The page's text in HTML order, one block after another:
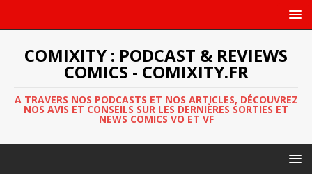
COMIXITY : PODCAST & REVIEWS
COMICS - COMIXITY.FR
A TRAVERS NOS PODCASTS ET NOS ARTICLES, DÉCOUVREZ
NOS AVIS ET CONSEILS SUR LES DERNIÈRES SORTIES ET
NEWS COMICS VO ET VF